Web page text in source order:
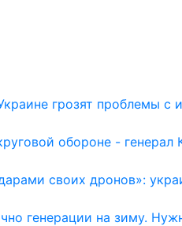
грозят проблемы
обороне - генерал
своих дронов»:
генерации на зиму.